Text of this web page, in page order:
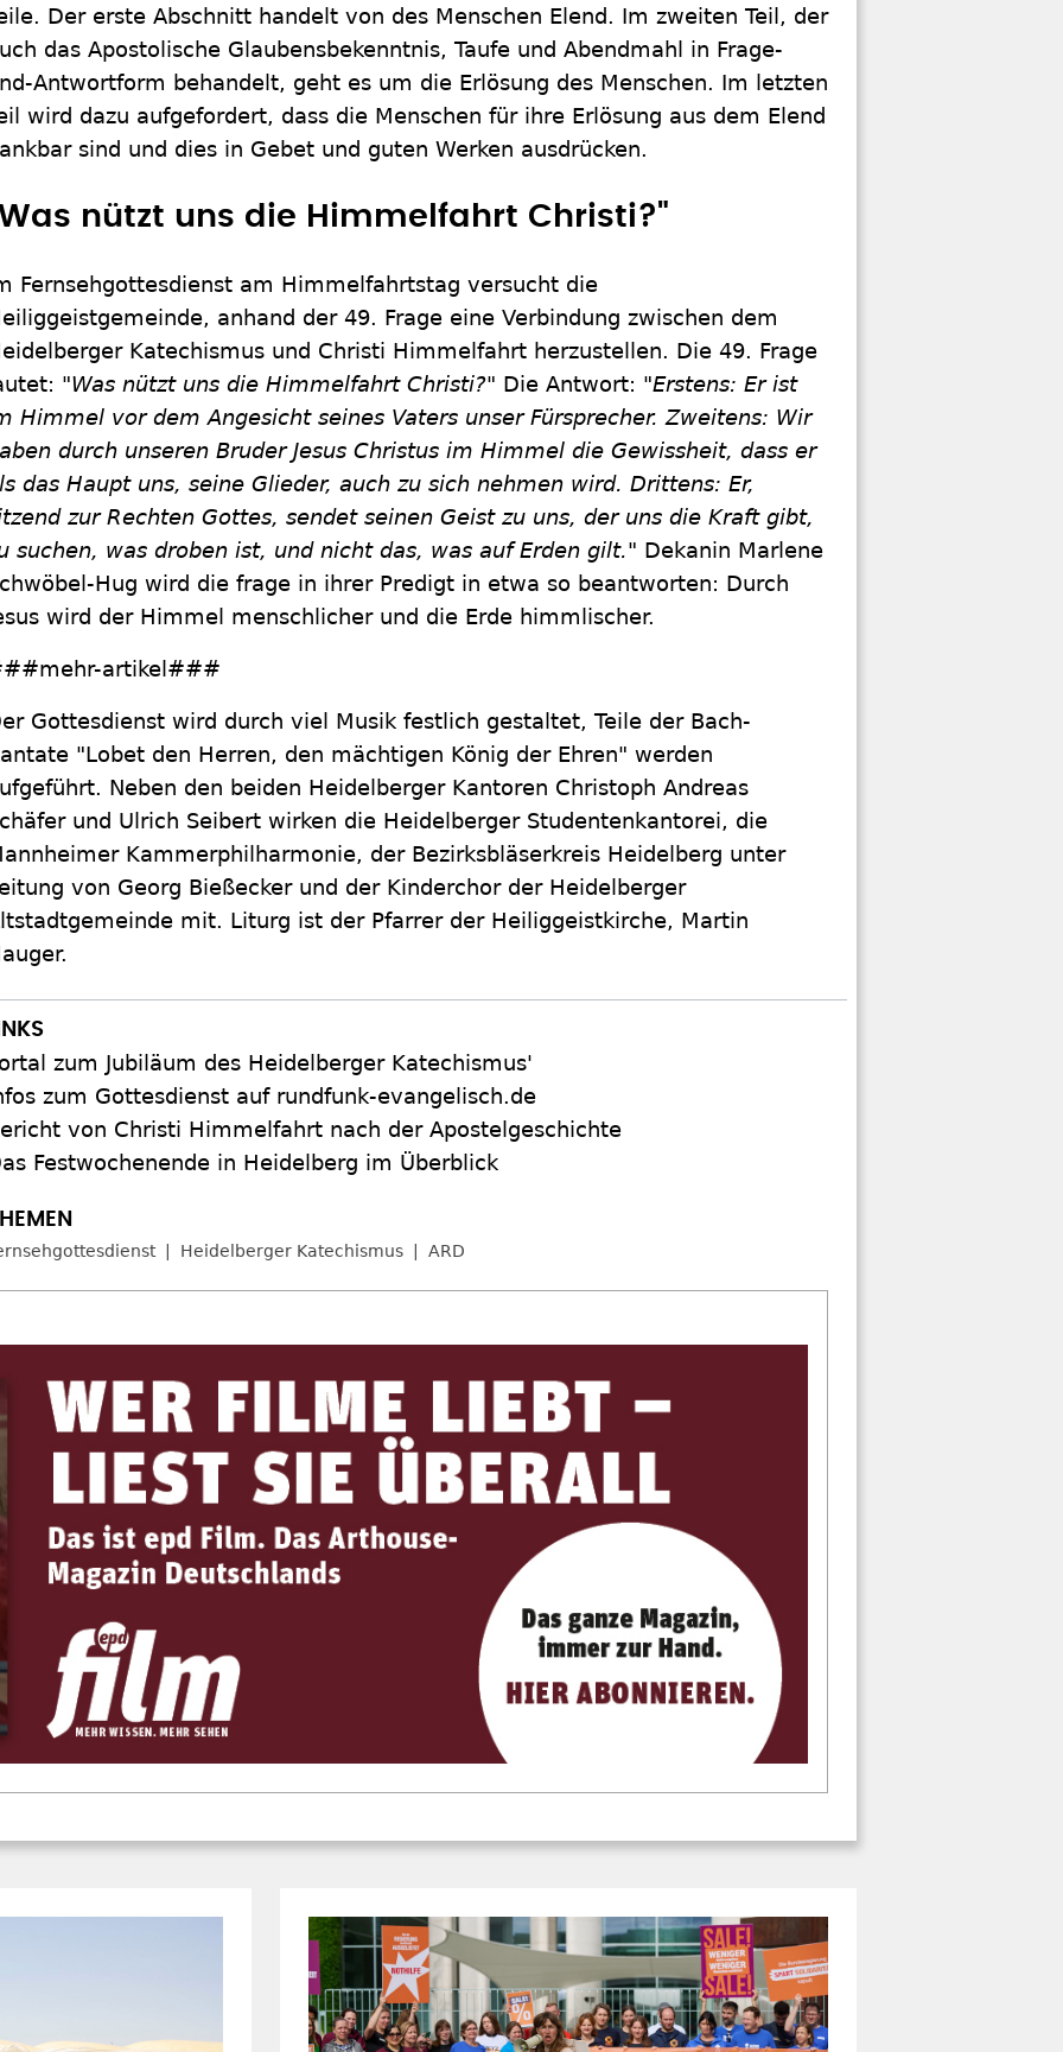
Der erste Abschnitt handelt von des Menschen Elend. Im zweiten Teil, der
das Apostolische Glaubensbekenntnis, Taufe und Abendmahl in Frage-
Antwortform behandelt, geht es um die Erlösung des Menschen. Im letzten
wird dazu aufgefordert, dass die Menschen für ihre Erlösung aus dem Elend
sind und dies in Gebet und guten Werken ausdrücken.
nützt uns die Himmelfahrt Christi?"
Fernsehgottesdienst am Himmelfahrtstag versucht die
anhand der 49. Frage eine Verbindung zwischen dem
Katechismus und Christi Himmelfahrt herzustellen. Die 49. Frage
"Was nützt uns die Himmelfahrt Christi?" Die Antwort: "Erstens: Er ist
Himmel vor dem Angesicht seines Vaters unser Fürsprecher. Zweitens: Wir
durch unseren Bruder Jesus Christus im Himmel die Gewissheit, dass er
das Haupt uns, seine Glieder, auch zu sich nehmen wird. Drittens: Er,
zur Rechten Gottes, sendet seinen Geist zu uns, der uns die Kraft gibt,
suchen, was droben ist, und nicht das, was auf Erden gilt." Dekanin Marlene
Hug wird die frage in ihrer Predigt in etwa so beantworten: Durch
wird der Himmel menschlicher und die Erde himmlischer.
artikel###
Gottesdienst wird durch viel Musik festlich gestaltet, Teile der Bach-
"Lobet den Herren, den mächtigen König der Ehren" werden
Neben den beiden Heidelberger Kantoren Christoph Andreas
und Ulrich Seibert wirken die Heidelberger Studentenkantorei, die
Kammerphilharmonie, der Bezirksbläserkreis Heidelberg unter
von Georg Bießecker und der Kinderchor der Heidelberger
mit. Liturg ist der Pfarrer der Heiliggeistkirche, Martin
zum Jubiläum des Heidelberger Katechismus'
zum Gottesdienst auf rundfunk-evangelisch.de
von Christi Himmelfahrt nach der Apostelgeschichte
Festwochenende in Heidelberg im Überblick
Heidelberger Katechismus ARD